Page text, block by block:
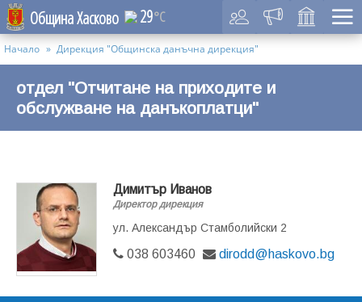
Община Хасково 29°C
Начало Дирекция "Общинска данъчна дирекция"
отдел "Отчитане на приходите и
обслужване на данъкоплатци"
Димитър Иванов
Директор дирекция
ул. Александър Стамболийски 2
038 603460 dirodd@haskovo.bg